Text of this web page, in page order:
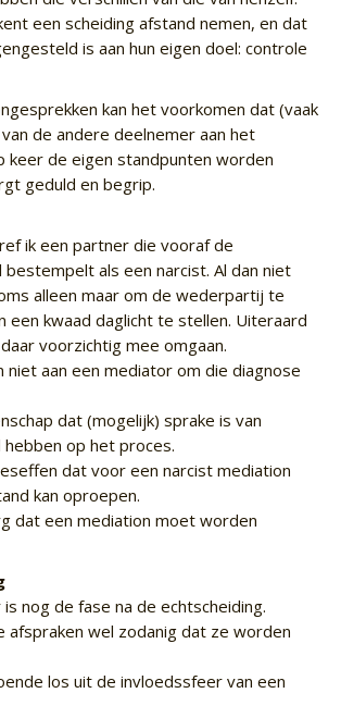
een scheiding afstand nemen, en dat
is aan hun eigen doel: controle
kan het voorkomen dat (vaak
de andere deelnemer aan het
keer de eigen standpunten worden
geduld en begrip.
ik een partner die vooraf de
bestempelt als een narcist. Al dan niet
alleen maar om de wederpartij te
een kwaad daglicht te stellen. Uiteraard
voorzichtig mee omgaan.
niet aan een mediator om die diagnose
dat (mogelijk) sprake is van
hebben op het proces.
dat voor een narcist mediation
kan oproepen.
dat een mediation moet worden
nog de fase na de echtscheiding.
afspraken wel zodanig dat ze worden
los uit de invloedssfeer van een